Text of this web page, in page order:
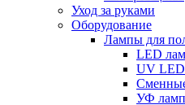
Уход за руками
Оборудование
Лампы для
LED
UV
УФ